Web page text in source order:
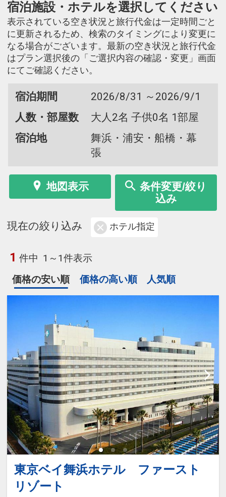
宿泊施設・ホテルを選択してください
表示されている空き状況と旅行代金は一定時間ごと
に更新されるため、検索のタイミングにより変更に
なる場合がございます。最新の空き状況と旅行代金
はプラン選択後の「ご選択内容の確認・変更」画面
にてご確認ください。
宿泊期間
2026/8/31 ～2026/9/1
人数・部屋数
大人2名 子供0名 1部屋
宿泊地
舞浜・浦安・船橋・幕
張
地図表示
条件変更/絞り
込み
現在の絞り込み ホテル指定
1 件中 1～1件表示
価格の安い順
価格の高い順 人気順
東京ベイ舞浜ホテル ファースト
リゾート